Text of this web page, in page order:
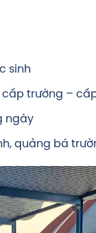
sinh
trường –
ngày
quảng bá